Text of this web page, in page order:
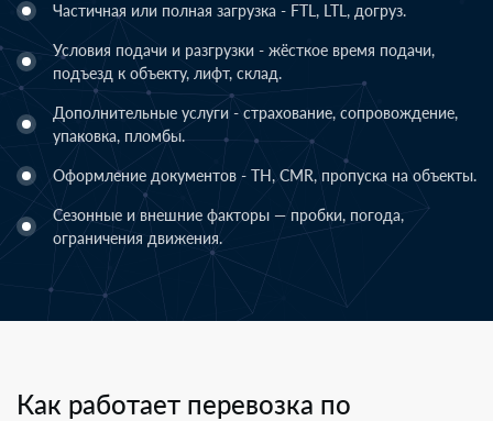
Частичная или полная загрузка - FTL, LTL, догруз.
Условия подачи и разгрузки - жёсткое время подачи,
подъезд к объекту, лифт, склад.
Дополнительные услуги - страхование, сопровождение,
упаковка, пломбы.
Оформление документов - ТН, CMR, пропуска на объекты.
Сезонные и внешние факторы — пробки, погода,
ограничения движения.
Как работает перевозка по